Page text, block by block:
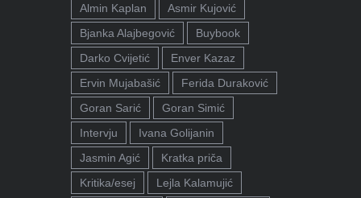
Almin Kaplan
Asmir Kujović
Bjanka Alajbegović
Buybook
Darko Cvijetić
Enver Kazaz
Ervin Mujabašić
Ferida Duraković
Goran Sarić
Goran Simić
Intervju
Ivana Golijanin
Jasmin Agić
Kratka priča
Kritika/esej
Lejla Kalamujić